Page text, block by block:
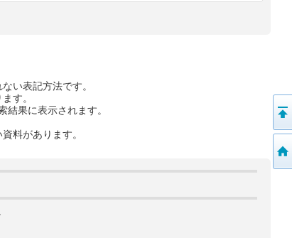
い表記方法です。
す。
結果に表示されます。
料があります。